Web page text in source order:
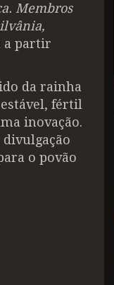
Membros
a partir
da rainha
fértil
inovação.
o povão